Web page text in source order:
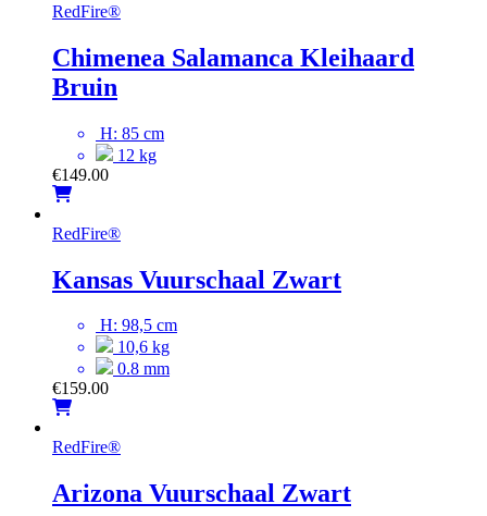
RedFire®
Chimenea Salamanca Kleihaard
Bruin
H: 85 cm
12 kg
€149.00
RedFire®
Kansas Vuurschaal Zwart
H: 98,5 cm
10,6 kg
0.8 mm
€159.00
RedFire®
Arizona Vuurschaal Zwart